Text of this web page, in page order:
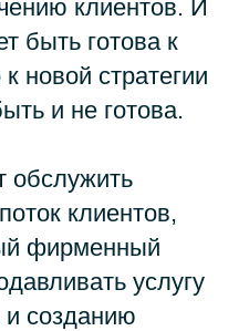
клиентов. И
быть готова к
новой стратегии
и не готова.
обслужить
клиентов,
фирменный
услугу
и созданию